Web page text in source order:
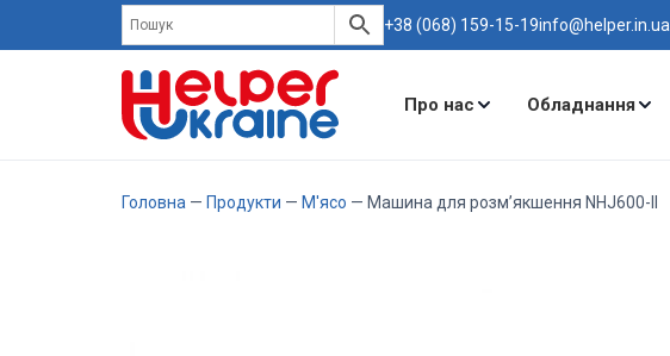
+38 (068) 159-15-19info@helper.in.ua
Про нас Обладнання
Головна — Продукти — М'ясо — Машина для розм’якшення NHJ600-II